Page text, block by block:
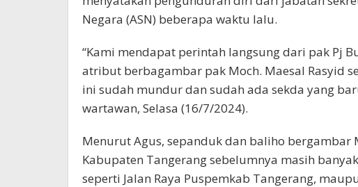
Negara (ASN) beberapa waktu lalu.
“Kami mendapat perintah langsung dari pak Pj
atribut berbagambar pak Moch. Maesal Rasyid
ini sudah mundur dan sudah ada sekda yang
wartawan, Selasa (16/7/2024).
Menurut Agus, sepanduk dan baliho bergambar
Kabupaten Tangerang sebelumnya masih
seperti Jalan Raya Puspemkab Tangerang,